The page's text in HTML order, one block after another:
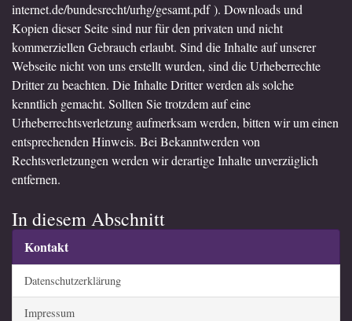
internet.de/bundesrecht/urhg/gesamt.pdf). Downloads und
Kopien dieser Seite sind nur für den privaten und nicht
kommerziellen Gebrauch erlaubt. Sind die Inhalte auf unserer
Webseite nicht von uns erstellt wurden, sind die Urheberrechte
Dritter zu beachten. Die Inhalte Dritter werden als solche
kenntlich gemacht. Sollten Sie trotzdem auf eine
Urheberrechtsverletzung aufmerksam werden, bitten wir um einen
entsprechenden Hinweis. Bei Bekanntwerden von
Rechtsverletzungen werden wir derartige Inhalte unverzüglich
entfernen.
In diesem Abschnitt
Kontakt
Datenschutzerklärung
Impressum